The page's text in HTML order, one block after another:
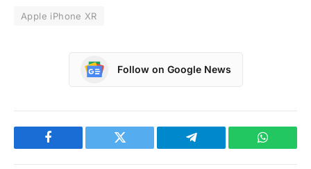
Apple iPhone XR
Follow on Google News
Facebook Twitter Telegram